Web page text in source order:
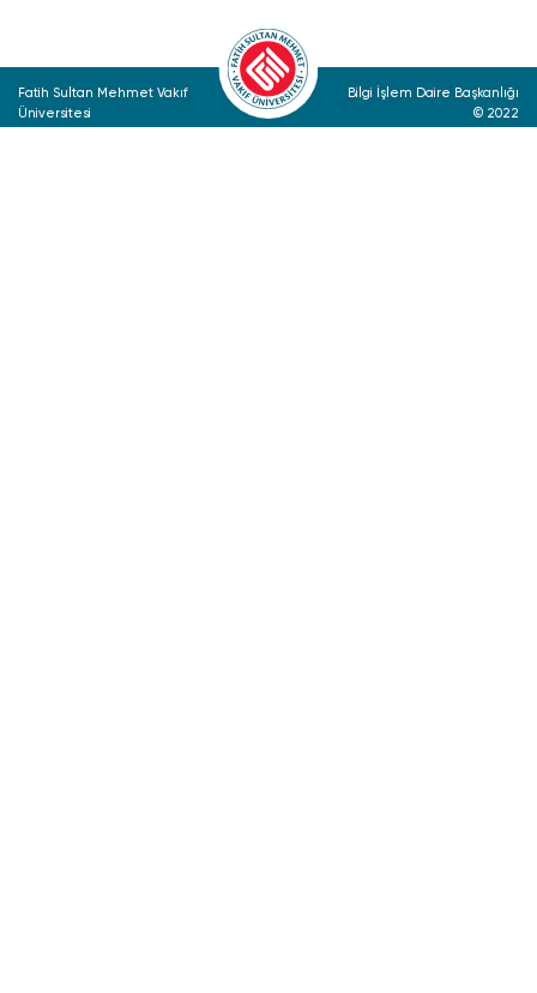
Fatih Sultan Mehmet Vakıf
Üniversitesi
Bilgi İşlem Daire Başkanlığı
© 2022